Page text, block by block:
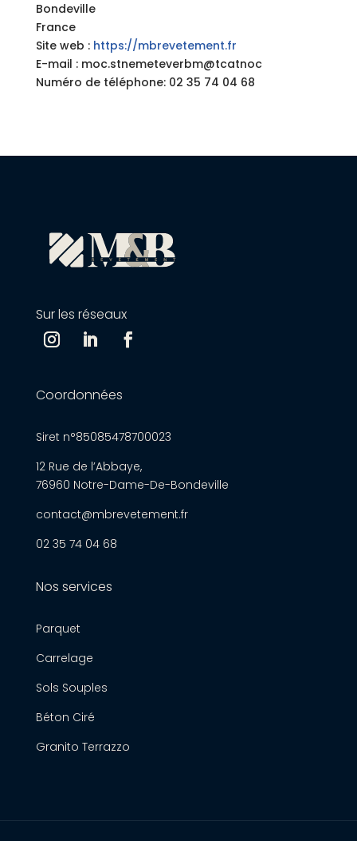
Bondeville
France
Site web : https://mbrevetement.fr
E-mail : moc.stnemeteverbm@tcatnoc
Numéro de téléphone: 02 35 74 04 68
Sur les réseaux
Coordonnées
Siret n°85085478700023
12 Rue de l’Abbaye,
76960 Notre-Dame-De-Bondeville
contact@mbrevetement.fr
02 35 74 04 68
Nos services
Parquet
Carrelage
Sols Souples
Béton Ciré
Granito Terrazzo